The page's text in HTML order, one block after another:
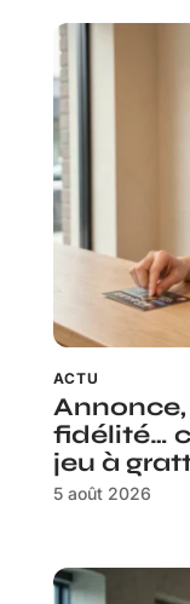
ACTU
fidélité…
jeu à
5 août 2026